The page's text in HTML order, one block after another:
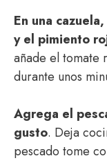
En una
y el pimiento
añade el tomate
durante unos
Agrega el
gusto. Deja
pescado tome